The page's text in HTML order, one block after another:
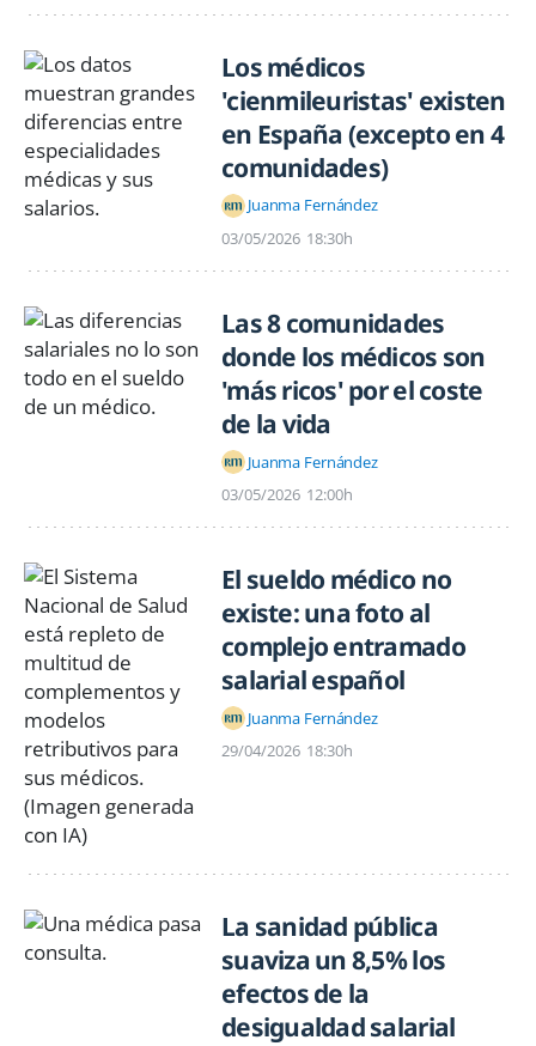
Los médicos
'cienmileuristas' existen
en España (excepto en 4
comunidades)
Juanma Fernández
03/05/2026 18:30h
Las 8 comunidades
donde los médicos son
'más ricos' por el coste
de la vida
Juanma Fernández
03/05/2026 12:00h
El sueldo médico no
existe: una foto al
complejo entramado
salarial español
Juanma Fernández
29/04/2026 18:30h
La sanidad pública
suaviza un 8,5% los
efectos de la
desigualdad salarial